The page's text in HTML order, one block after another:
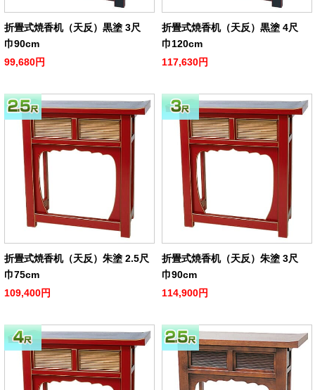
折畳式焼香机（天反）黒塗 3尺
巾90cm
99,680円
折畳式焼香机（天反）黒塗 4尺
巾120cm
117,630円
折畳式焼香机（天反）朱塗 2.5尺
巾75cm
109,400円
折畳式焼香机（天反）朱塗 3尺
巾90cm
114,900円